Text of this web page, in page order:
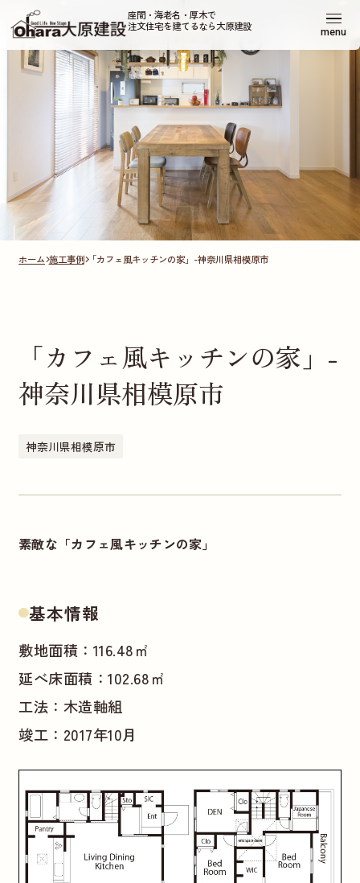
座間・海老名・厚木で
注文住宅を建てるなら大原建設
menu
ホーム 施工事例 「カフェ風キッチンの家」-神奈川県相模原市
「カフェ風キッチンの家」-
神奈川県相模原市
神奈川県相模原市
素敵な「カフェ風キッチンの家」
基本情報
敷地面積：116.48㎡
延べ床面積：102.68㎡
工法：木造軸組
竣工：2017年10月